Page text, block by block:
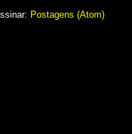
Postagens (Atom)